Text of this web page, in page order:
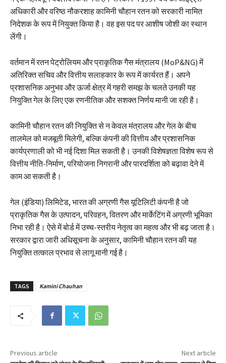
अधिकारी और वरिष्ठ नौकरशाह कामिनी चौहान रतन को सरकारी नामित
निदेशक के रूप में नियुक्त किया है। वह इस पद पर आशीष जोशी का स्थान
लेंगी।
वर्तमान में रतन पेट्रोलियम और प्राकृतिक गैस मंत्रालय (MoP&NG) में
अतिरिक्त सचिव और वित्तीय सलाहकार के रूप में कार्यरत हैं। अपने
प्रशासनिक अनुभव और ऊर्जा क्षेत्र में गहरी समझ के चलते उनकी यह
नियुक्ति गेल के लिए एक रणनीतिक और सशक्त निर्णय मानी जा रही है।
कामिनी चौहान रतन की नियुक्ति से न केवल मंत्रालय और गेल के बीच
तालमेल को मजबूती मिलेगी, बल्कि कंपनी की वित्तीय और प्रशासनिक
कार्यप्रणाली को भी नई दिशा मिल सकती है। उनकी विशेषज्ञता विशेष रूप से
वित्तीय नीति-निर्माण, परियोजना निगरानी और पारदर्शिता को बढ़ावा देने में
काम आ सकती है।
गेल (इंडिया) लिमिटेड, भारत की अग्रणी गैस यूटिलिटी कंपनी है जो
प्राकृतिक गैस के उत्पादन, परिवहन, वितरण और मार्केटिंग में अग्रणी भूमिका
निभा रही है। ऐसे में बोर्ड में उच्च-स्तरीय नेतृत्व का महत्व और भी बढ़ जाता है।
सरकार द्वारा जारी अधिसूचना के अनुसार, कामिनी चौहान रतन की यह
नियुक्ति तत्काल प्रभाव से लागू मानी गई है।
TAGS Kamini Chauhan
Previous article Next article